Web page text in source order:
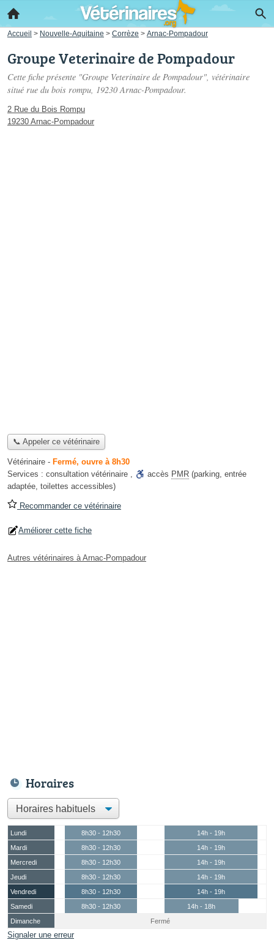
Accueil > Nouvelle-Aquitaine > Corrèze > Arnac-Pompadour
Groupe Veterinaire de Pompadour
Cette fiche présente "Groupe Veterinaire de Pompadour", vétérinaire
situé rue du bois rompu, 19230 Arnac-Pompadour.
2 Rue du Bois Rompu
19230 Arnac-Pompadour
📞 Appeler ce vétérinaire
Vétérinaire - Fermé, ouvre à 8h30
Services : consultation vétérinaire , accès PMR (parking, entrée
adaptée, toilettes accessibles)
Recommander ce vétérinaire
Améliorer cette fiche
Autres vétérinaires à Arnac-Pompadour
Horaires
Lundi 8h30 - 12h30
14h - 19h
Mardi
8h30 - 12h30
14h - 19h
Mercredi
8h30 - 12h30
14h - 19h
Jeudi
8h30 - 12h30
14h - 19h
Vendredi
8h30 - 12h30
14h - 19h
Samedi
8h30 - 12h30
14h - 18h
Dimanche
Fermé
Signaler une erreur